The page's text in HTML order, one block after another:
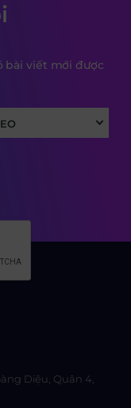
bài viết mới được
Diệu, Quận 4,